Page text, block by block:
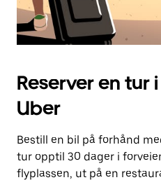
Reserver en tur
Uber
Bestill en bil på forhånd
tur opptil 30 dager i
flyplassen, ut på en